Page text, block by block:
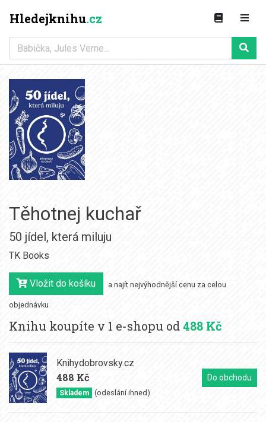
Hledejknihu.cz
Těhotnej kuchař
50 jídel, která miluju
TK Books
Vložit do košíku a najít nejvýhodnější cenu za celou
objednávku
Knihu koupíte v 1 e-shopu od488 Kč
Knihydobrovsky.cz
488 Kč
Skladem (odeslání ihned)
Do obchodu